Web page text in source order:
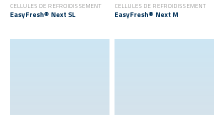
CELLULES DE REFROIDISSEMENT
EasyFresh® Next SL
CELLULES DE REFROIDISSEMENT
EasyFresh® Next M